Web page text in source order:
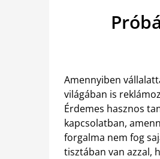
Amennyiben
világában is
Érdemes hasznos
kapcsolatban,
forgalma nem fog
tisztában van azzal,